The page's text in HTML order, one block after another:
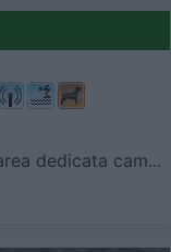
dedicata cam...